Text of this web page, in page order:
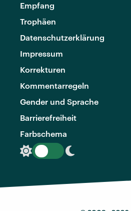
Empfang
Trophäen
Datenschutzerklärung
Impressum
Korrekturen
Kommentarregeln
Gender und Sprache
Barrierefreiheit
Farbschema